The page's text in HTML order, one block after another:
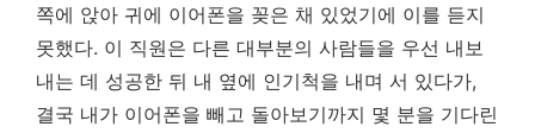
쪽에 앉아 귀에 이어폰을 꽂은 채 있었기에 이를 듣지
못했다. 이 직원은 다른 대부분의 사람들을 우선 내보
내는 데 성공한 뒤 내 옆에 인기척을 내며 서 있다가,
결국 내가 이어폰을 빼고 돌아보기까지 몇 분을 기다린